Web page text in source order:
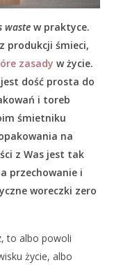
waste w praktyce.
produkcji śmieci,
zasady w życie.
dość prosta do
i toreb
śmietniku
na
z Was jest tak
przechowanie i
woreczki zero
to albo powoli
życie, albo